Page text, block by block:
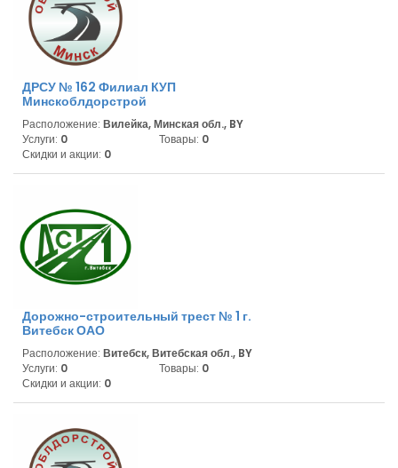
ДРСУ № 162 Филиал КУП
Минскоблдорстрой
Расположение: Вилейка, Минская обл., BY
Услуги: 0 Товары: 0
Скидки и акции: 0
Дорожно-строительный трест № 1 г.
Витебск ОАО
Расположение: Витебск, Витебская обл., BY
Услуги: 0 Товары: 0
Скидки и акции: 0